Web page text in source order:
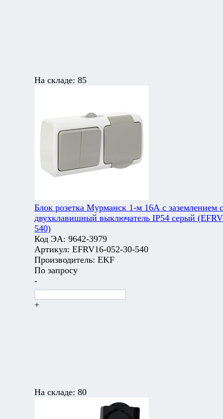
На складе: 85
Блок розетка Мурманск 1-м 16А с заземлением
двухклавишный выключатель IP54 серый
540)
Код ЭА: 9642-3979
Артикул: EFRV16-052-30-540
Производитель: EKF
По запросу
-
+
На складе: 80